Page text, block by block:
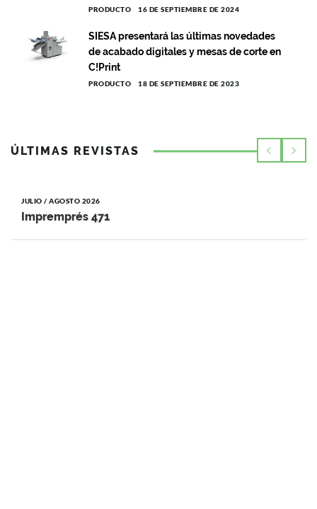
PRODUCTO 16 DE SEPTIEMBRE DE 2024
SIESA presentará las últimas novedades
de acabado digitales y mesas de corte en
C!Print
PRODUCTO 18 DE SEPTIEMBRE DE 2023
ÚLTIMAS REVISTAS
JULIO / AGOSTO 2026
Impremprés 471